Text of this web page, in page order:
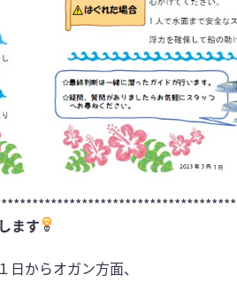
ます
からオガン方面、